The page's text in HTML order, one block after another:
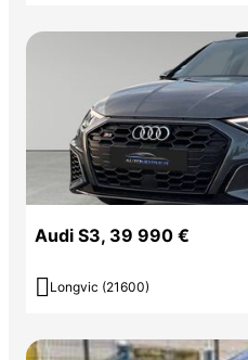
Audi S3, 39 990 €
 Longvic (21600)